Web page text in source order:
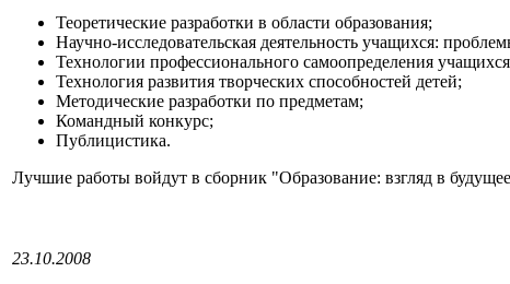
Теоретические разработки в области образования;
Научно-исследовательская деятельность учащихся:
Технологии профессионального самоопределения
Технология развития творческих способностей детей;
Методические разработки по предметам;
Командный конкурс;
Публицистика.
Лучшие работы войдут в сборник "Образование: взгляд в
23.10.2008